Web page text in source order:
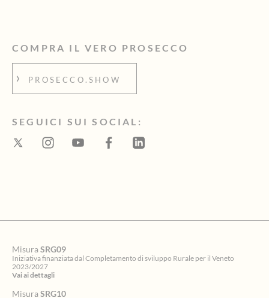
COMPRA IL VERO PROSECCO
PROSECCO.SHOW
SEGUICI SUI SOCIAL:
MisuraSRG09
Iniziativa finanziata dal Completamento di sviluppo Rurale per il Veneto
2023/2027
Vai ai dettagli
MisuraSRG10